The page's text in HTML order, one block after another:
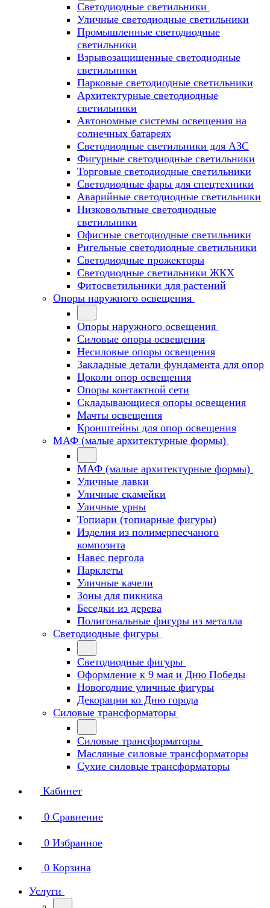
Светодиодные светильники
Уличные светодиодные светильники
Промышленные светодиодные
светильники
Взрывозащищенные светодиодные
светильники
Парковые светодиодные светильники
Архитектурные светодиодные
светильники
Автономные системы освещения на
солнечных батареях
Светодиодные светильники для АЗС
Фигурные светодиодные светильники
Торговые светодиодные светильники
Cветодиодные фары для спецтехники
Аварийные светодиодные светильники
Низковольтные светодиодные
светильники
Офисные светодиодные светильники
Ригельные светодиодные светильники
Светодиодные прожекторы
Светодиодные светильники ЖКХ
Фитосветильники для растений
Опоры наружного освещения
Опоры наружного освещения
Силовые опоры освещения
Несиловые опоры освещения
Закладные детали фундамента для опор
Цоколи опор освещения
Опоры контактной сети
Cкладывающиеся опоры освещения
Мачты освещения
Кронштейны для опор освещения
МАФ (малые архитектурные формы)
МАФ (малые архитектурные формы)
Уличные лавки
Уличные скамейки
Уличные урны
Топиари (топиарные фигуры)
Изделия из полимерпесчаного
композита
Навес пергола
Парклеты
Уличные качели
Зоны для пикника
Беседки из дерева
Полигональные фигуры из металла
Светодиодные фигуры
Светодиодные фигуры
Оформление к 9 мая и Дню Победы
Новогодние уличные фигуры
Декорации ко Дню города
Силовые трансформаторы
Силовые трансформаторы
Масляные силовые трансформаторы
Сухие силовые трансформаторы
Кабинет
0 Сравнение
0 Избранное
0 Корзина
Услуги